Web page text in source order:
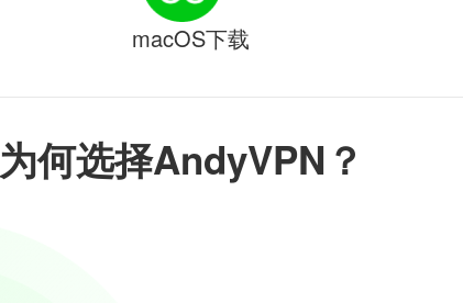
为何选择AndyVPN？
macOS下载